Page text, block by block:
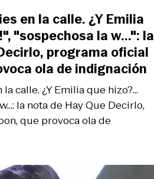
calle. ¿Y Emilia que hizo?...
la nota de Hay Que Decirlo,
que provoca ola de
en la calle. ¿Y Emilia
"sospechosa la w...": la
programa oficial
ola de indignación